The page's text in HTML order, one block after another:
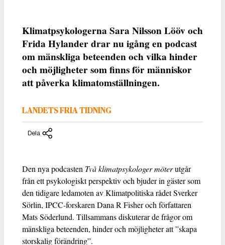
Klimatpsykologerna Sara Nilsson Lööv och
Frida Hylander drar nu igång en podcast
om mänskliga beteenden och vilka hinder
och möjligheter som finns för människor
att påverka klimatomställningen.
LANDETS FRIA TIDNING
Dela
Den nya podcasten Två klimatpsykologer möterutgår
från ett psykologiskt perspektiv och bjuder in gäster som
den tidigare ledamoten av Klimatpolitiska rådet Sverker
Sörlin, IPCC-forskaren Dana R Fisher och författaren
Mats Söderlund. Tillsammans diskuterar de frågor om
mänskliga beteenden, hinder och möjligheter att ”skapa
storskalig förändring”.